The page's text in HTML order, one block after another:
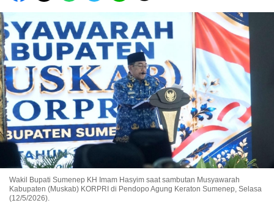
Wakil Bupati Sumenep KH Imam Hasyim saat sambutan Musyawarah
Kabupaten (Muskab) KORPRI di Pendopo Agung Keraton Sumenep, Selasa
(12/5/2026).